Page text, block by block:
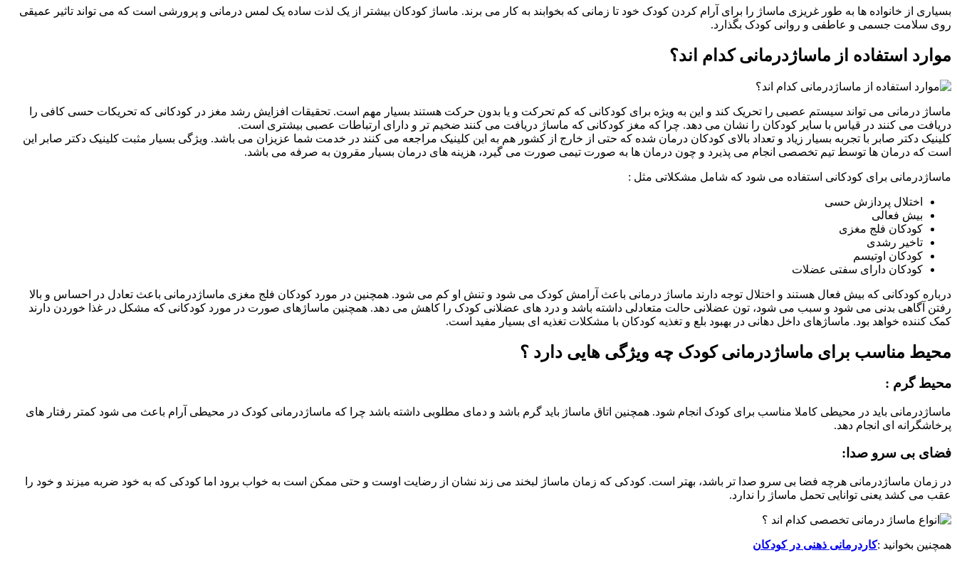
بسیاری از خانواده ها به طور غریزی ماساژ را برای آرام کردن کودک خود تا زمانی که بخوابند به کار می برند. ماساژ کودکان بیشتر از یک لذت ساده یک لمس درمانی و پرورشی است که می تواند تاثیر عمیقی
روی سلامت جسمی و عاطفی و روانی کودک بگذارد.
موارد استفاده از ماساژدرمانی کدام اند؟
ماساژ درمانی می تواند سیستم عصبی را تحریک کند و این به ویژه برای کودکانی که کم تحرکت و یا بدون حرکت هستند بسیار مهم است. تحقیقات افزایش رشد مغز در کودکانی که تحریکات حسی کافی را
دریافت می کنند در قیاس با سایر کودکان را نشان می دهد. چرا که مغز کودکانی که ماساژ دریافت می کنند ضخیم تر و دارای ارتباطات عصبی بیشتری است.
کلینیک دکتر صابر با تجربه بسیار زیاد و تعداد بالای کودکان درمان شده که حتی از خارج از کشور هم به این کلینیک مراجعه می کنند در خدمت شما عزیزان می باشد. ویژگی بسیار مثبت کلینیک دکتر صابر این
است که درمان ها توسط تیم تخصصی انجام می پذیرد و چون درمان ها به صورت تیمی صورت می گیرد، هزینه های درمان بسیار مقرون به صرفه می باشد.
ماساژدرمانی برای کودکانی استفاده می شود که شامل مشکلاتی مثل :
اختلال پردازش حسی
بیش فعالی
کودکان فلج مغزی
تاخیر رشدی
کودکان اوتیسم
کودکان دارای سفتی عضلات
درباره کودکانی که بیش فعال هستند و اختلال توجه دارند ماساژ درمانی باعث آرامش کودک می شود و تنش او کم می شود. همچنین در مورد کودکان فلج مغزی ماساژدرمانی باعث تعادل در احساس و بالا
رفتن آگاهی بدنی می شود و سبب می شود، تون عضلانی حالت متعادلی داشته باشد و درد های عضلانی کودک را کاهش می دهد. همچنین ماساژهای صورت در مورد کودکانی که مشکل در غذا خوردن دارند
کمک کننده خواهد بود. ماساژهای داخل دهانی در بهبود بلع و تغذیه کودکان با مشکلات تغذیه ای بسیار مفید است.
محیط مناسب برای ماساژدرمانی کودک چه ویژگی هایی دارد ؟
محیط گرم :
ماساژدرمانی باید در محیطی کاملا مناسب برای کودک انجام شود. همچنین اتاق ماساژ باید گرم باشد و دمای مطلوبی داشته باشد چرا که ماساژدرمانی کودک در محیطی آرام باعث می شود کمتر رفتار های
پرخاشگرانه ای انجام دهد.
فضای بی سرو صدا:
در زمان ماساژدرمانی هرچه فضا بی سرو صدا تر باشد، بهتر است. کودکی که زمان ماساژ لبخند می زند نشان از رضایت اوست و حتی ممکن است به خواب برود اما کودکی که به خود ضربه میزند و خود را
عقب می کشد یعنی توانایی تحمل ماساژ را ندارد.
همچنین بخوانید :کاردرمانی ذهنی در کودکان